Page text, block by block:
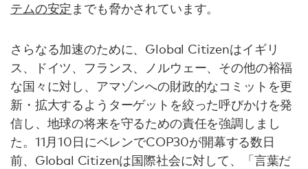
テムの安定 までも脅かされています。
さらなる加速のために、Global Citizenはイギリ
ス、ドイツ、フランス、ノルウェー、その他の裕福
な国々に対し、アマゾンへの財政的なコミットを更
新・拡大するようターゲットを絞った呼びかけを発
信し、地球の将来を守るための責任を強調しまし
た。11月10日にベレンでCOP30が開幕する数日
前、Global Citizenは国際社会に対して、「言葉だ